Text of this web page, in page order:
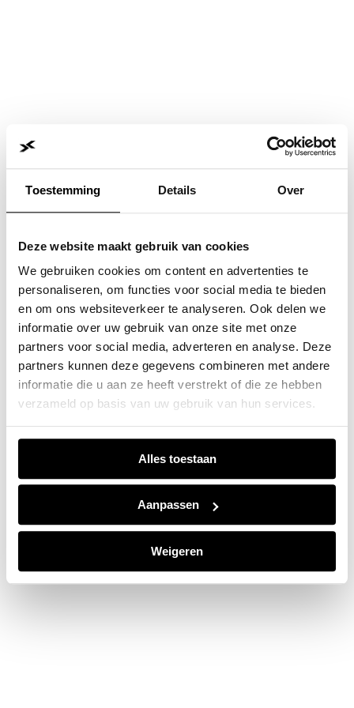
Toestemming Details Over
Deze website maakt gebruik van cookies
We gebruiken cookies om content en advertenties te
personaliseren, om functies voor social media te bieden
en om ons websiteverkeer te analyseren. Ook delen we
informatie over uw gebruik van onze site met onze
partners voor social media, adverteren en analyse. Deze
partners kunnen deze gegevens combineren met andere
informatie die u aan ze heeft verstrekt of die ze hebben
verzameld op basis van uw gebruik van hun services.
Alles toestaan
Aanpassen
Weigeren
Application error: a client-side exception has occurred while
loadingwww.jvk.nl(see the browser consolefor more
information).